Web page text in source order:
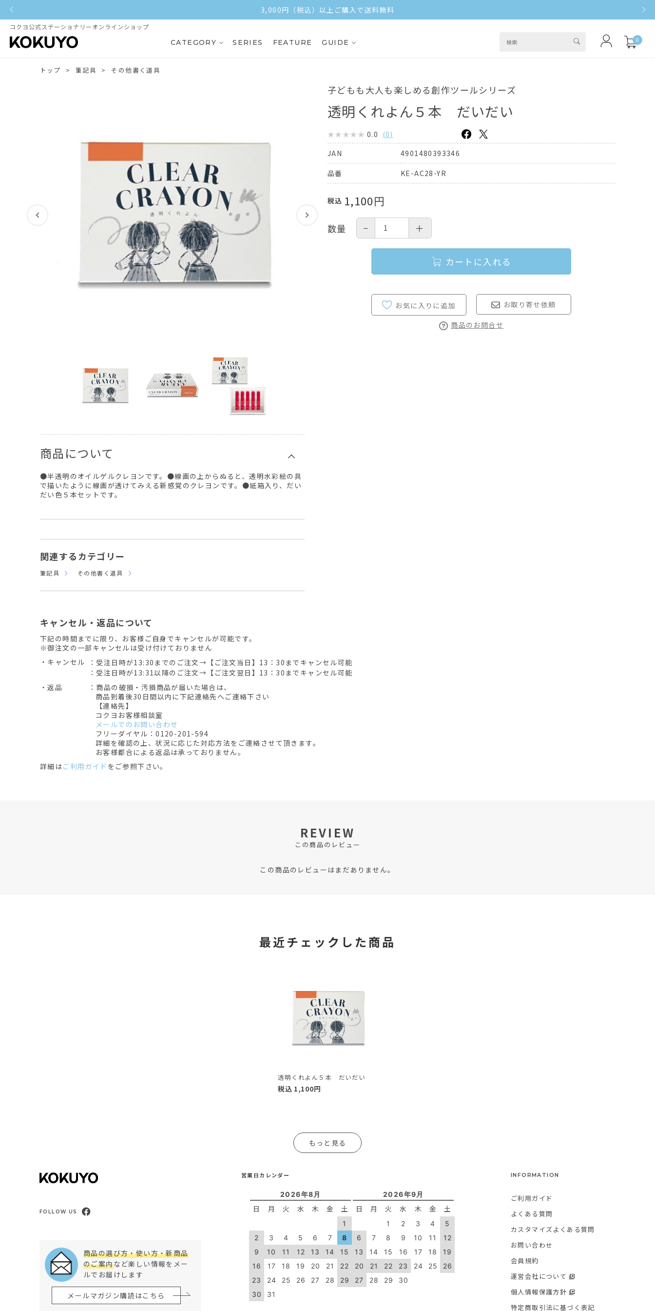
3,000円（税込）以上ご購入で送料無料
コクヨ公式ステーショナリーオンラインショップ
CATEGORY SERIES FEATURE GUIDE 0
トップ 筆記具 その他書く道具
商品について
●半透明のオイルゲルクレヨンです。●線画の上からぬると、透明水彩絵の具
で描いたように線画が透けてみえる新感覚のクレヨンです。●紙箱入り、だい
だい色５本セットです。
関連するカテゴリー
筆記具 その他書く道具
子どもも大人も楽しめる創作ツールシリーズ
透明くれよん５本 だいだい
0.0 (0)
JAN
4901480393346
品番 KE-AC28-YR
税込 1,100円
数量 − ＋
カートに入れる
お取り寄せ依頼
商品のお問合せ
キャンセル・返品について
下記の時間までに限り、お客様ご自身でキャンセルが可能です。
※御注文の一部キャンセルは受け付けておりません
・キャンセル
：受注日時が13:30までのご注文→【ご注文当日】13：30までキャンセル可能
：受注日時が13:31以降のご注文→【ご注文翌日】13：30までキャンセル可能
・返品
：商品の破損・汚損商品が届いた場合は、
商品到着後30日間以内に下記連絡先へご連絡下さい
【連絡先】
コクヨお客様相談室
メールでのお問い合わせ
フリーダイヤル：0120-201-594
詳細を確認の上、状況に応じた対応方法をご連絡させて頂きます。
お客様都合による返品は承っておりません。
詳細はご利用ガイド をご参照下さい。
REVIEW
この商品のレビュー
この商品のレビューはまだありません。
最近チェックした商品
透明くれよん５本 だいだい
税込 1,100円
もっと見る
FOLLOW US
商品の選び方・使い方・新商品
のご案内など楽しい情報をメー
ルでお届けします
メールマガジン購読はこちら
営業日カレンダー
2026年8月
日 月 火 水 木 金 土
1
2
3 4 5 6 7
8
9
10 11 12 13 14
15
16
17 18 19 20 21
22
23
24 25 26 27 28
29
30
31
2026年9月
日 月 火 水 木 金 土
1 2 3 4
5
6
7 8 9 10 11
12
13
14 15 16 17 18
19
20
21 22 23 24 25
26
27
28 29 30
INFORMATION
ご利用ガイド
よくある質問
カスタマイズよくある質問
お問い合わせ
会員規約
運営会社について
個人情報保護方針
特定商取引法に基づく表記